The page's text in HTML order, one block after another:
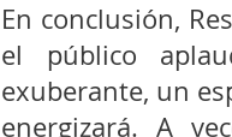
En conclusión,
el público
exuberante, un
energizará. A